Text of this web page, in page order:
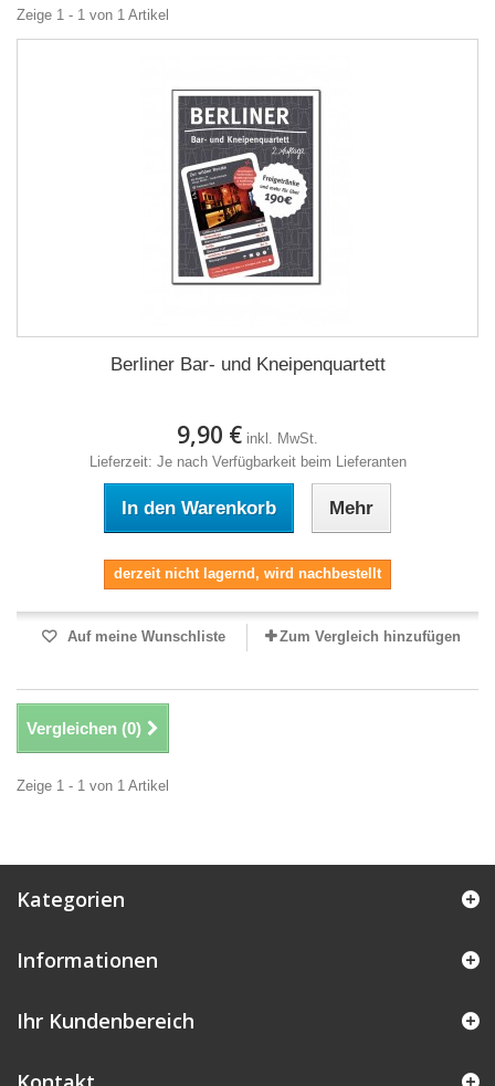
Zeige 1 - 1 von 1 Artikel
Berliner Bar- und Kneipenquartett
9,90 € inkl. MwSt.
Lieferzeit: Je nach Verfügbarkeit beim Lieferanten
In den Warenkorb Mehr
derzeit nicht lagernd, wird nachbestellt
Auf meine Wunschliste Zum Vergleich hinzufügen
Vergleichen (0)
Zeige 1 - 1 von 1 Artikel
Kategorien
Informationen
Ihr Kundenbereich